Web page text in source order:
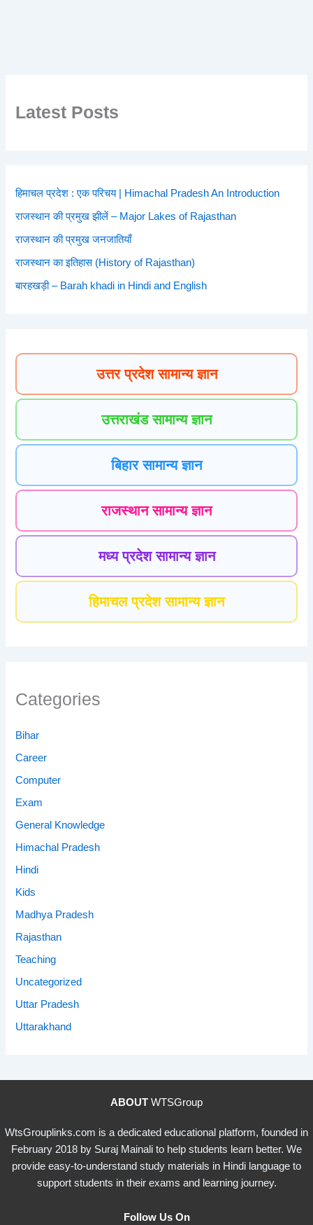
Latest Posts
हिमाचल प्रदेश : एक परिचय | Himachal Pradesh An Introduction
राजस्थान की प्रमुख झीलें – Major Lakes of Rajasthan
राजस्थान की प्रमुख जनजातियाँ
राजस्थान का इतिहास (History of Rajasthan)
बारहखड़ी – Barah khadi in Hindi and English
उत्तर प्रदेश सामान्य ज्ञान
उत्तराखंड सामान्य ज्ञान
बिहार सामान्य ज्ञान
राजस्थान सामान्य ज्ञान
मध्य प्रदेश सामान्य ज्ञान
हिमाचल प्रदेश सामान्य ज्ञान
Categories
Bihar
Career
Computer
Exam
General Knowledge
Himachal Pradesh
Hindi
Kids
Madhya Pradesh
Rajasthan
Teaching
Uncategorized
Uttar Pradesh
Uttarakhand
ABOUT WTSGroup
WtsGrouplinks.com is a dedicated educational platform, founded in
February 2018 by Suraj Mainali to help students learn better. We
provide easy-to-understand study materials in Hindi language to
support students in their exams and learning journey.
Follow Us On